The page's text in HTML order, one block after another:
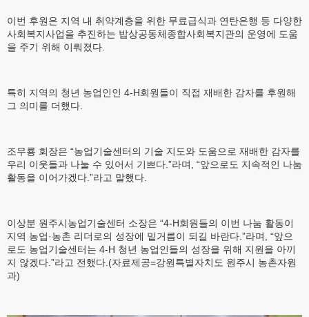
이번 후원은 지역 내 취약계층을 위한 무료급식과 연탄은행 등 다양한
사회복지사업을 추진하는 밥상공동체종합사회복지관의 운영에 도움
을 주기 위해 이뤄졌다.
특히 지역의 청년 농업인인 4-H회원들이 직접 재배한 감자를 후원해
그 의미를 더했다.
조무룡 회장은 “농업기술센터의 기술 지도와 도움으로 재배한 감자를
우리 이웃들과 나눌 수 있어서 기쁘다.”라며, “앞으로도 지속적인 나눔
활동을 이어가겠다.”라고 말했다.
이상분 원주시농업기술센터 소장은 “4-H회원들의 이번 나눔 활동이
지역 농업·농촌 리더로의 성장에 밑거름이 되길 바란다.”라며, “앞으
로도 농업기술센터는 4-H 청년 농업인들의 성장을 위해 지원을 아끼
지 않겠다.”라고 전했다.(자료제공=강원특별자치도 원주시 농촌자원
과)